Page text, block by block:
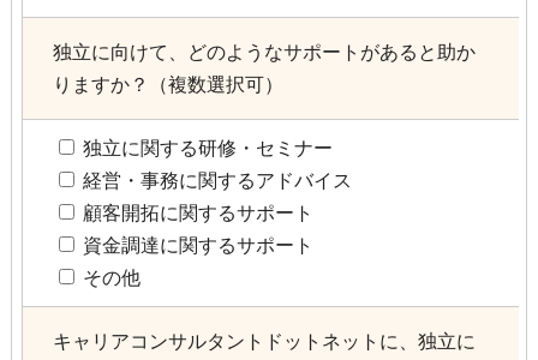
独立に向けて、どのようなサポートがあると助か
りますか？（複数選択可）
独立に関する研修・セミナー
経営・事務に関するアドバイス
顧客開拓に関するサポート
資金調達に関するサポート
その他
キャリアコンサルタントドットネットに、独立に